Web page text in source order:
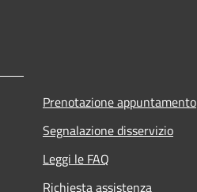
Prenotazione appuntamento
Segnalazione disservizio
Leggi le FAQ
Richiesta assistenza